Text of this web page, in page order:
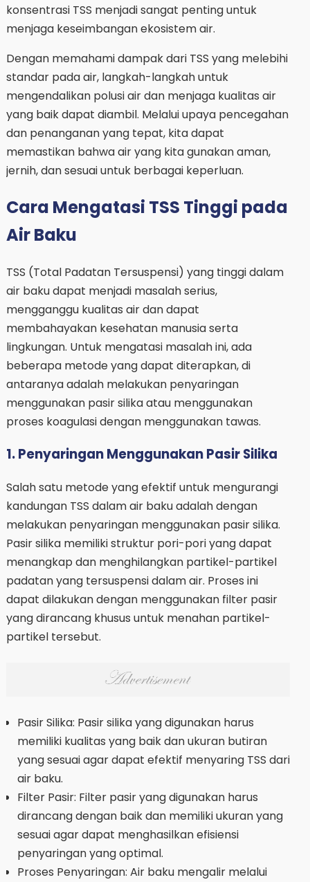
konsentrasi TSS menjadi sangat penting untuk
menjaga keseimbangan ekosistem air.
Dengan memahami dampak dari TSS yang melebihi
standar pada air, langkah-langkah untuk
mengendalikan polusi air dan menjaga kualitas air
yang baik dapat diambil. Melalui upaya pencegahan
dan penanganan yang tepat, kita dapat
memastikan bahwa air yang kita gunakan aman,
jernih, dan sesuai untuk berbagai keperluan.
Cara Mengatasi TSS Tinggi pada
Air Baku
TSS (Total Padatan Tersuspensi) yang tinggi dalam
air baku dapat menjadi masalah serius,
mengganggu kualitas air dan dapat
membahayakan kesehatan manusia serta
lingkungan. Untuk mengatasi masalah ini, ada
beberapa metode yang dapat diterapkan, di
antaranya adalah melakukan penyaringan
menggunakan pasir silika atau menggunakan
proses koagulasi dengan menggunakan tawas.
1. Penyaringan Menggunakan Pasir Silika
Salah satu metode yang efektif untuk mengurangi
kandungan TSS dalam air baku adalah dengan
melakukan penyaringan menggunakan pasir silika.
Pasir silika memiliki struktur pori-pori yang dapat
menangkap dan menghilangkan partikel-partikel
padatan yang tersuspensi dalam air. Proses ini
dapat dilakukan dengan menggunakan filter pasir
yang dirancang khusus untuk menahan partikel-
partikel tersebut.
Pasir Silika: Pasir silika yang digunakan harus
memiliki kualitas yang baik dan ukuran butiran
yang sesuai agar dapat efektif menyaring TSS dari
air baku.
Filter Pasir: Filter pasir yang digunakan harus
dirancang dengan baik dan memiliki ukuran yang
sesuai agar dapat menghasilkan efisiensi
penyaringan yang optimal.
Proses Penyaringan: Air baku mengalir melalui